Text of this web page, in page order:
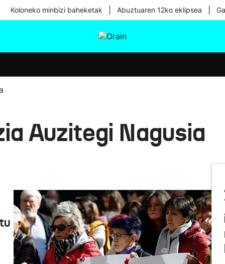
Koloneko minbizi baheketak Abuztuaren 12ko eklipsea
Auzitegi Nagusia